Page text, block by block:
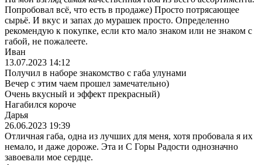
Попробовал всё, что есть в продаже) Просто потрясающее
сырьё. И вкус и запах до мурашек просто. Определенно
рекомендую к покупке, если кто мало знаком или не знаком с
габой, не пожалеете.
Иван
13.07.2023 14:12
Получил в наборе знакомство с габа улунами
Вечер с этим чаем прошел замечательно)
Очень вкусный и эффект прекрасный)
Нагабился короче
Дарья
26.06.2023 19:39
Отличная габа, одна из лучших для меня, хотя пробовала я их
немало, и даже дороже. Эта и С Горы Радости однозначно
завоевали мое сердце.